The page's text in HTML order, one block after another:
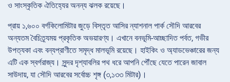
ও সাংস্কৃতিক ঐতিহ্যের অনন্য ঝলক রয়েছে।
প্রায় ১,৬০০ বর্গকিলোমিটার জুড়ে বিস্তৃত আসির ন্যাশনাল পার্ক সৌদি আরবের
অন্যতম বৈচিত্র্যময় প্রকৃতিক অভয়ারণ্য। এখানে বনভূমি-আচ্ছাদিত পর্বত, গভীর
উপত্যকা এবং বন্যপ্রাণীতে সমৃদ্ধ মালভূমি রয়েছে। হাইকিং ও অ্যাডভেঞ্চারের জন্য
এটি এক স্বর্গরাজ্য। সুন্দর দৃশ্যাবলির পথ ধরে আপনি পৌঁছে যেতে পারেন জাবাল
সাউদায়, যা সৌদি আরবের সর্বোচ্চ শৃঙ্গ (৩,১৩৩ মিটার)।